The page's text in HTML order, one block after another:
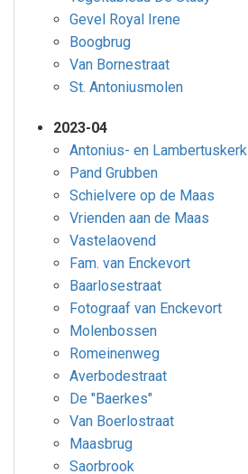
Gevel Royal Irene
Boogbrug
Van Bornestraat
St. Antoniusmolen
2023-04
Antonius- en Lambertuskerk
Pand Grubben
Schielvere op de Maas
Vrienden aan de Maas
Vastelaovend
Fam. van Enckevort
Baarlosestraat
Fotograaf van Enckevort
Molenbossen
Romeinenweg
Averbodestraat
De "Baerkes"
Van Boerlostraat
Maasbrug
Saorbrook